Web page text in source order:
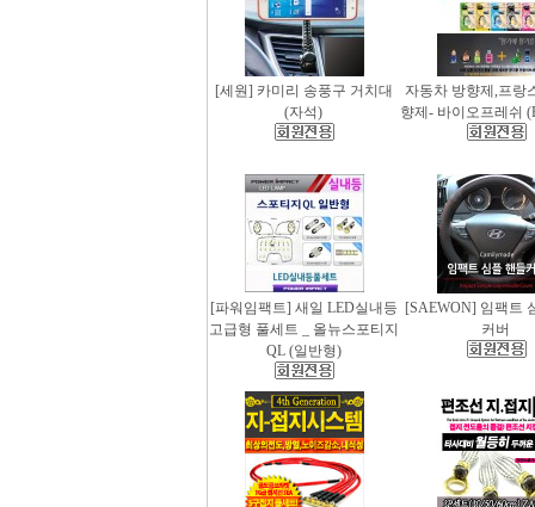
[세원] 카미리 송풍구 거치대
(자석)
자동차 방향제,프랑
향제- 바이오프레쉬
[파워임팩트] 새일 LED실내등
고급형 풀세트 _ 올뉴스포티지
QL (일반형)
[SAEWON] 임팩트
커버